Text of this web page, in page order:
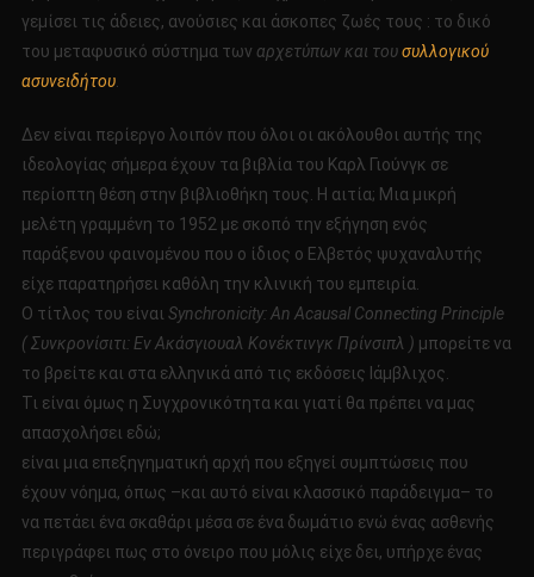
γεμίσει τις άδειες, ανούσιες και άσκοπες ζωές τους : το δικό
του μεταφυσικό σύστημα των αρχετύπων και τουσυλλογικού
ασυνειδήτου.
Δεν είναι περίεργο λοιπόν που όλοι οι ακόλουθοι αυτής της
ιδεολογίας σήμερα έχουν τα βιβλία του Καρλ Γιούνγκ σε
περίοπτη θέση στην βιβλιοθήκη τους. Η αιτία; Μια μικρή
μελέτη γραμμένη το 1952 με σκοπό την εξήγηση ενός
παράξενου φαινομένου που ο ίδιος ο Ελβετός ψυχαναλυτής
είχε παρατηρήσει καθόλη την κλινική του εμπειρία.
Ο τίτλος του είναι Synchronicity: An Acausal Connecting Principle
( Συνκρονίσιτι: Εν Ακάσγιουαλ Κονέκτινγκ Πρίνσιπλ ) μπορείτε να
το βρείτε και στα ελληνικά από τις εκδόσεις Ιάμβλιχος.
Τι είναι όμως η Συγχρονικότητα και γιατί θα πρέπει να μας
απασχολήσει εδώ;
είναι μια επεξηγηματική αρχή που εξηγεί συμπτώσεις που
έχουν νόημα, όπως –και αυτό είναι κλασσικό παράδειγμα– το
να πετάει ένα σκαθάρι μέσα σε ένα δωμάτιο ενώ ένας ασθενής
περιγράφει πως στο όνειρο που μόλις είχε δει, υπήρχε ένας